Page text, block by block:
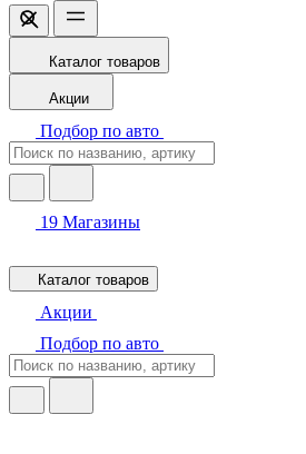
Каталог товаров
Акции
Подбор по авто
19 Магазины
Каталог товаров
Акции
Подбор по авто